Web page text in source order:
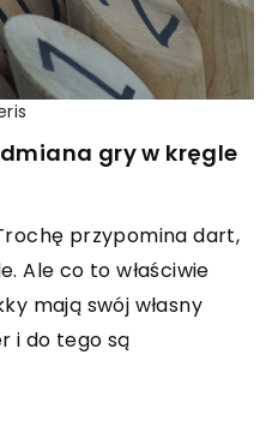
gry w kręgle
przypomina dart,
Ale co to właściwie
mają swój własny
i do tego są